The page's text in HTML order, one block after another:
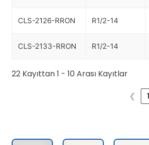
CLS-2126-RRON R1/2-14
CLS-2133-RRON R1/2-14
22 Kayıttan 1 - 10 Arası Kayıtlar
❮
1